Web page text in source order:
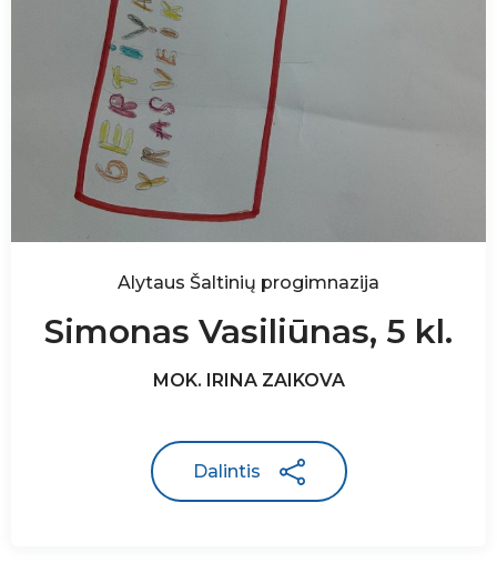
Alytaus Šaltinių progimnazija
Simonas Vasiliūnas, 5 kl.
MOK. IRINA ZAIKOVA
Dalintis